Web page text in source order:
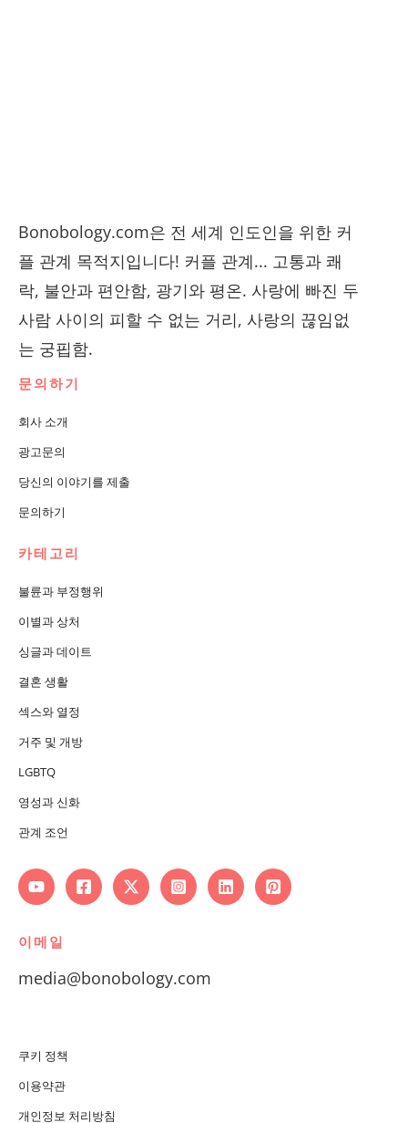
Bonobology.com은 전 세계 인도인을 위한 커
플 관계 목적지입니다! 커플 관계... 고통과 쾌
락, 불안과 편안함, 광기와 평온. 사랑에 빠진 두
사람 사이의 피할 수 없는 거리, 사랑의 끊임없
는 궁핍함.
문의하기
회사 소개
광고문의
당신의 이야기를 제출
문의하기
카테고리
불륜과 부정행위
이별과 상처
싱글과 데이트
결혼 생활
섹스와 열정
거주 및 개방
LGBTQ
영성과 신화
관계 조언
이메일
media@bonobology.com
쿠키 정책
이용약관
개인정보 처리방침